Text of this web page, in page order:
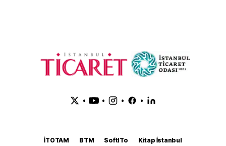
• • • •
İTOTAM BTM SoftITo
Kitap İstanbul